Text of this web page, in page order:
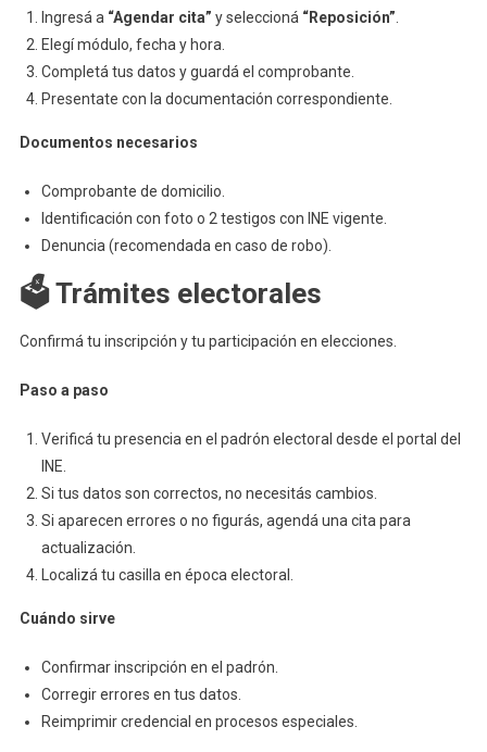
Ingresá a “Agendar cita” y seleccioná “Reposición”
Elegí módulo, fecha y hora.
Completá tus datos y guardá el comprobante.
Presentate con la documentación correspondiente.
Documentos necesarios
Comprobante de domicilio.
Identificación con foto o 2 testigos con INE vigente.
Denuncia (recomendada en caso de robo).
🗳️ Trámites electorales
Confirmá tu inscripción y tu participación en elecciones.
Paso a paso
Verificá tu presencia en el padrón electoral desde el portal del
INE.
Si tus datos son correctos, no necesitás cambios.
Si aparecen errores o no figurás, agendá una cita para
actualización.
Localizá tu casilla en época electoral.
Cuándo sirve
Confirmar inscripción en el padrón.
Corregir errores en tus datos.
Reimprimir credencial en procesos especiales.